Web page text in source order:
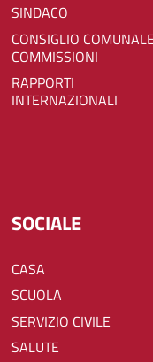
SINDACO
CONSIGLIO COMUNALE E
COMMISSIONI
RAPPORTI
INTERNAZIONALI
SOCIALE
CASA
SCUOLA
SERVIZIO CIVILE
SALUTE